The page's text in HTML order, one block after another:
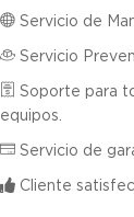
Servicio de
Servicio
Soporte para
equipos.
Servicio de
Cliente